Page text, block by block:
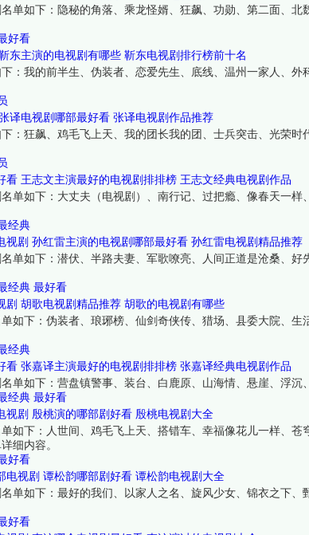
单如下：隐秘的角落、乘龙怪婿、狂飙、功勋、第二面、
好看
东主演的电视剧有哪些 靳东电视剧排行榜前十名
：我的前半生、伪装者、恋爱先生、底线、温州一家人、
译电视剧哪部最好看 张译电视剧作品推荐
：狂飙、鸡毛飞上天、我的团长我的团、士兵突击、光荣
看 王志文主演最好的电视剧排排榜 王志文经典电视剧作品
单如下：大丈夫（电视剧）、南行记、过把瘾、像春天一
经典
视剧 孙红雷主演的电视剧哪部最好看 孙红雷电视剧精品推荐
单如下：潜伏、半路夫妻、军歌嘹亮、人间正道是沧桑、
经典 最好看
剧 胡歌电视剧精品推荐 胡歌的电视剧有哪些
如下：伪装者、琅琊榜、仙剑奇侠传、猎场、县委大院、
经典
看 张嘉译主演最好的电视剧排排榜 张嘉译经典电视剧作品
单如下：营盘镇警事、装台、白鹿原、山海情、悬崖、浮沉
经典 最好看
视剧 殷桃演的哪部剧好看 殷桃电视剧大全
如下：人世间、鸡毛飞上天、搭错车、幸福像花儿一样、
细内容。
好看
电视剧 谭松韵哪部剧好看 谭松韵电视剧大全
单如下：最好的我们、以家人之名、旋风少女、锦衣之下
好看